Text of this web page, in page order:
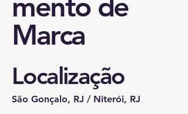
Marca
Localização
São Gonçalo, RJ / Niterói, RJ